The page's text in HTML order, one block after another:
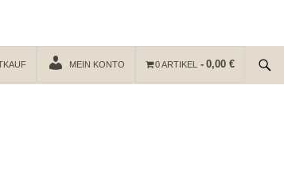
MEIN KONTO 0 ARTIKEL 0,00 €